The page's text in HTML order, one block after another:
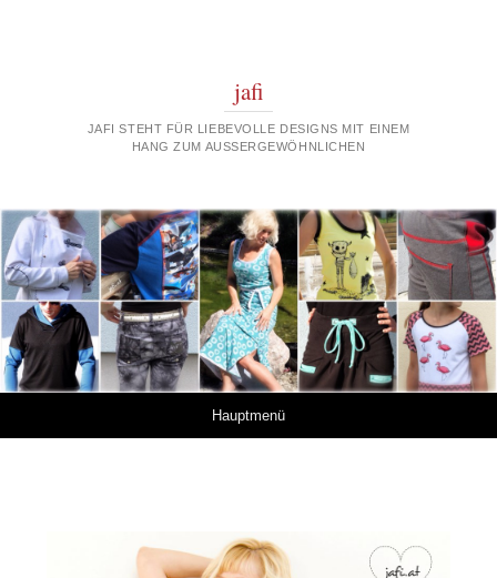
jafi
JAFI STEHT FÜR LIEBEVOLLE DESIGNS MIT EINEM
HANG ZUM AUSSERGEWÖHNLICHEN
Hauptmenü